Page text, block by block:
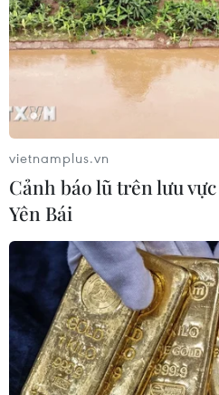
Hàn Quốc tăng cường giải
ngăn chặn đánh bạc trực
quân đội
06/08/2026 04:52
Khẩn trường khám
hiện trường, điều tra
vụ cháy chợ Biên Hòa
06/08/2026 04:37
Pháp mở các điểm
phục vụ người dân trong
nắng nóng
vietnamplus.vn
Cảnh báo lũ trên lưu
Yên Bái